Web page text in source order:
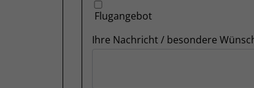
Flugangebot
Ihre Nachricht / besondere